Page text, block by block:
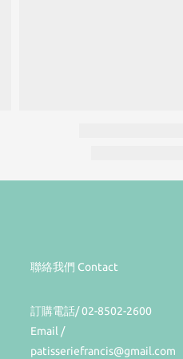
聯絡我們 Contact
訂購電話/ 02-8502-2600
Email /
patisseriefrancis@gmail.com